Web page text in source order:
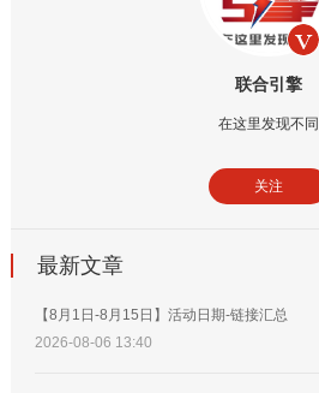
联合引擎
在这里发现不同
关注
最新文章
【8月1日-8月15日】活动日期-链接汇总
2026-08-06 13:40